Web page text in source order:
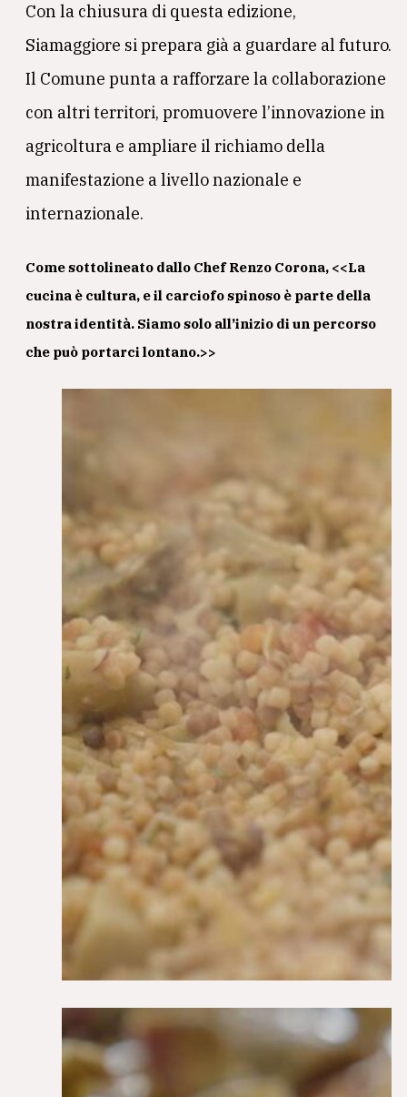
Con la chiusura di questa edizione,
Siamaggiore si prepara già a guardare al futuro.
Il Comune punta a rafforzare la collaborazione
con altri territori, promuovere l’innovazione in
agricoltura e ampliare il richiamo della
manifestazione a livello nazionale e
internazionale.
Come sottolineato dallo Chef Renzo Corona, <<La
cucina è cultura, e il carciofo spinoso è parte della
nostra identità. Siamo solo all’inizio di un percorso
che può portarci lontano.>>